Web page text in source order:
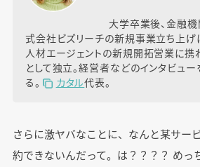
大学卒業後、金融
式会社ビズリーチの新規事業立ち上げ
人材エージェントの新規開拓営業に携
として独立。経営者などのインタビュ
る。
カタル代表。
さらに激ヤバなことに、なんと某サー
約できないんだって。は？？？？ めっ